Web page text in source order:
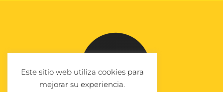
Este sitio web utiliza cookies para
mejorar su experiencia.